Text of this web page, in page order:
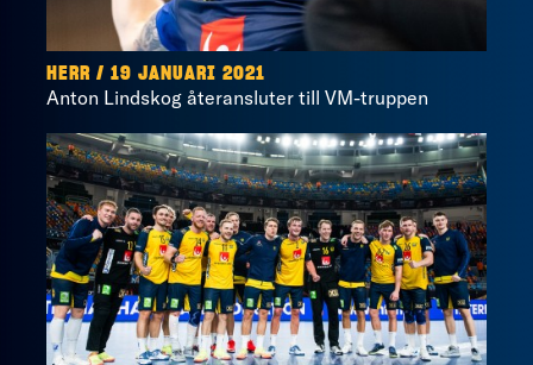
HERR / 19 JANUARI 2021
Anton Lindskog återansluter till VM-truppen